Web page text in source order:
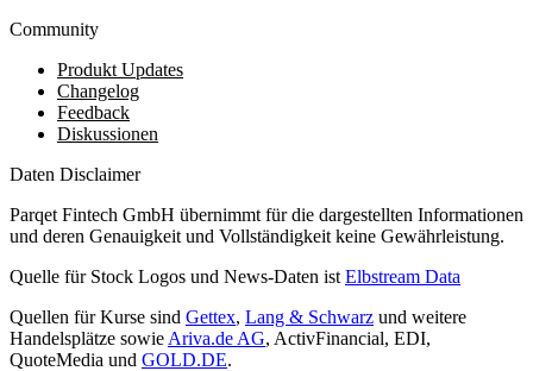
Community
Produkt Updates
Changelog
Feedback
Diskussionen
Daten Disclaimer
Parqet Fintech GmbH übernimmt für die dargestellten Informationen
und deren Genauigkeit und Vollständigkeit keine Gewährleistung.
Quelle für Stock Logos und News-Daten ist Elbstream Data
Quellen für Kurse sind Gettex, Lang & Schwarz und weitere
Handelsplätze sowie Ariva.de AG, ActivFinancial, EDI,
QuoteMedia und GOLD.DE.